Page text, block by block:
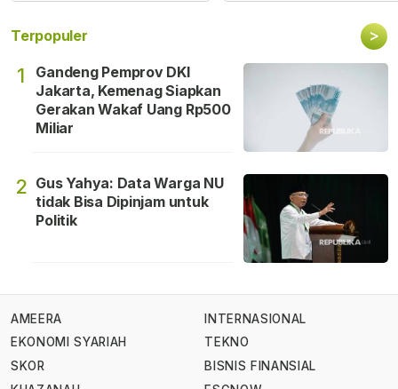
Terpopuler >
1
Gandeng Pemprov DKI
Jakarta, Kemenag Siapkan
Gerakan Wakaf Uang Rp500
Miliar
2 Gus Yahya: Data Warga NU
tidak Bisa Dipinjam untuk
Politik
AMEERA
EKONOMI SYARIAH
SKOR
INTERNASIONAL
TEKNO
BISNIS FINANSIAL